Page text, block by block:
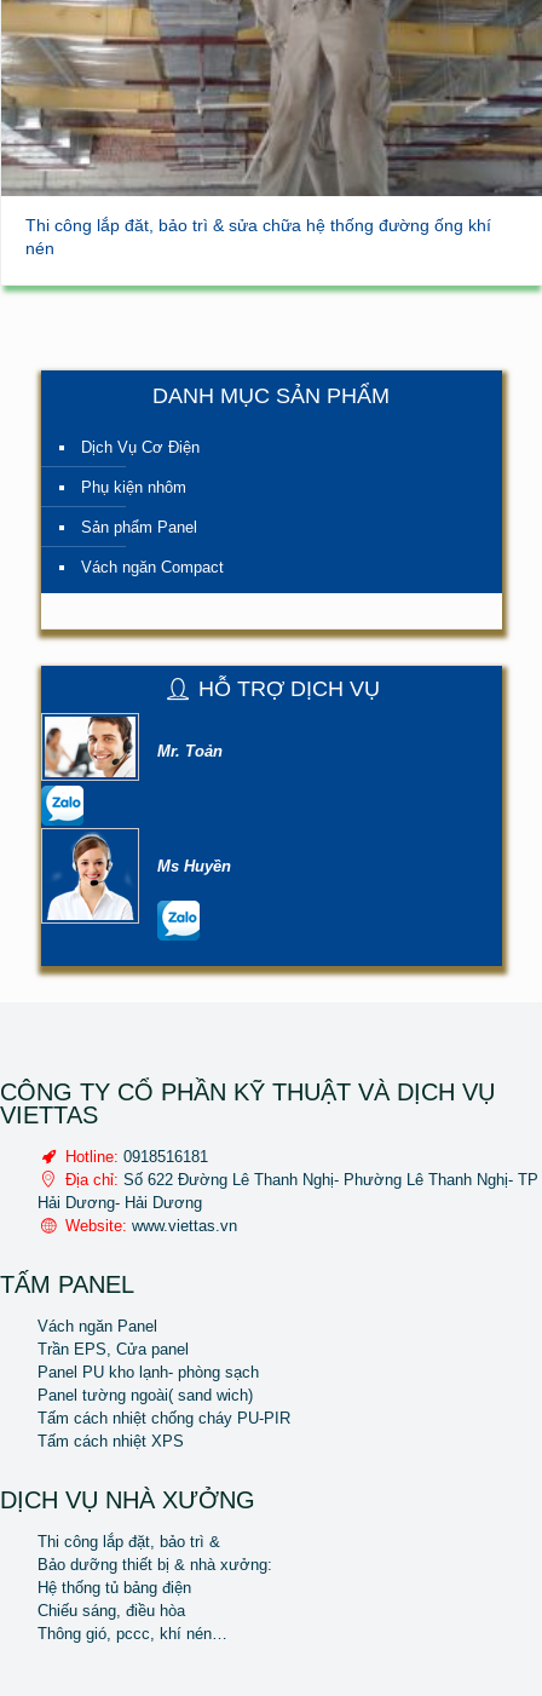
Thi công lắp đăt, bảo trì & sửa chữa hệ thống đường ống khí
nén
DANH MỤC SẢN PHẨM
Dịch Vụ Cơ Điện
Phụ kiện nhôm
Sản phẩm Panel
Vách ngăn Compact
HỖ TRỢ DỊCH VỤ
Mr. Toản
Ms Huyền
CÔNG TY CỔ PHẦN KỸ THUẬT VÀ DỊCH VỤ
VIETTAS
Hotline: 0918516181
Địa chỉ: Số 622 Đường Lê Thanh Nghị- Phường Lê Thanh Nghị- TP
Hải Dương- Hải Dương
Website: www.viettas.vn
TẤM PANEL
Vách ngăn Panel
Trần EPS, Cửa panel
Panel PU kho lạnh- phòng sạch
Panel tường ngoài( sand wich)
Tấm cách nhiệt chống cháy PU-PIR
Tấm cách nhiệt XPS
DỊCH VỤ NHÀ XƯỞNG
Thi công lắp đặt, bảo trì &
Bảo dưỡng thiết bị & nhà xưởng:
Hệ thống tủ bảng điện
Chiếu sáng, điều hòa
Thông gió, pccc, khí nén…